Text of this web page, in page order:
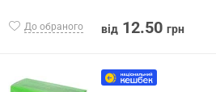
До обраного від 12.50 грн